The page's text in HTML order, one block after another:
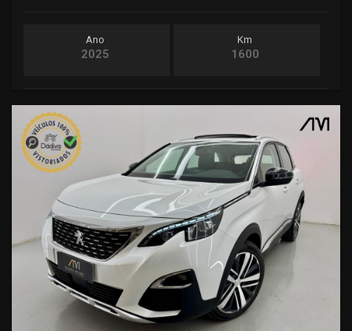
Ano
2025
Km
1600